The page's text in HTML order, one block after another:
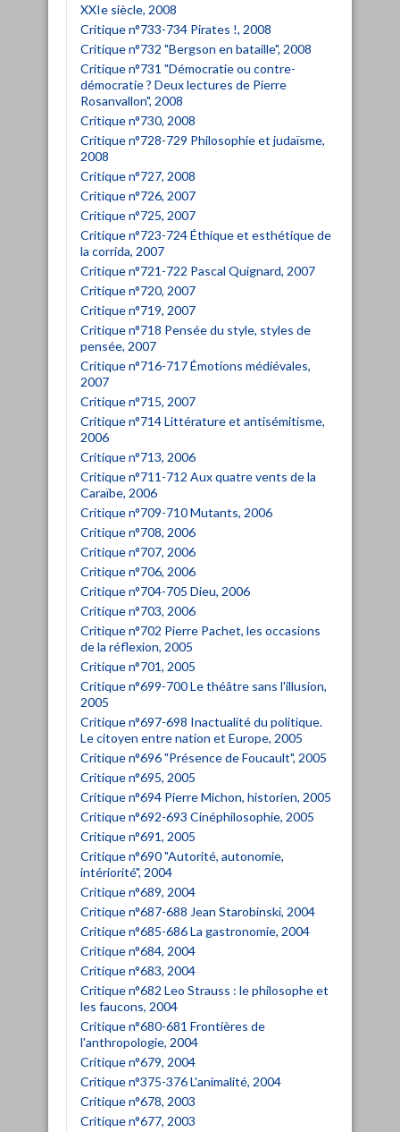
XXIe siècle, 2008
Critique n°733-734 Pirates !, 2008
Critique n°732 "Bergson en bataille", 2008
Critique n°731 "Démocratie ou contre-
démocratie ? Deux lectures de Pierre
Rosanvallon", 2008
Critique n°730, 2008
Critique n°728-729 Philosophie et judaïsme,
2008
Critique n°727, 2008
Critique n°726, 2007
Critique n°725, 2007
Critique n°723-724 Éthique et esthétique de
la corrida, 2007
Critique n°721-722 Pascal Quignard, 2007
Critique n°720, 2007
Critique n°719, 2007
Critique n°718 Pensée du style, styles de
pensée, 2007
Critique n°716-717 Émotions médiévales,
2007
Critique n°715, 2007
Critique n°714 Littérature et antisémitisme,
2006
Critique n°713, 2006
Critique n°711-712 Aux quatre vents de la
Caraïbe, 2006
Critique n°709-710 Mutants, 2006
Critique n°708, 2006
Critique n°707, 2006
Critique n°706, 2006
Critique n°704-705 Dieu, 2006
Critique n°703, 2006
Critique n°702 Pierre Pachet, les occasions
de la réflexion, 2005
Critique n°701, 2005
Critique n°699-700 Le théâtre sans l'illusion,
2005
Critique n°697-698 Inactualité du politique.
Le citoyen entre nation et Europe, 2005
Critique n°696 "Présence de Foucault", 2005
Critique n°695, 2005
Critique n°694 Pierre Michon, historien, 2005
Critique n°692-693 Cinéphilosophie, 2005
Critique n°691, 2005
Critique n°690 "Autorité, autonomie,
intériorité", 2004
Critique n°689, 2004
Critique n°687-688 Jean Starobinski, 2004
Critique n°685-686 La gastronomie, 2004
Critique n°684, 2004
Critique n°683, 2004
Critique n°682 Leo Strauss : le philosophe et
les faucons, 2004
Critique n°680-681 Frontières de
l'anthropologie, 2004
Critique n°679, 2004
Critique n°375-376 L'animalité, 2004
Critique n°678, 2003
Critique n°677, 2003